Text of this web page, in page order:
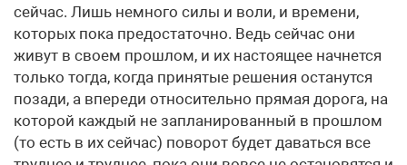
сейчас. Лишь немного силы и воли, и времени,
которых пока предостаточно. Ведь сейчас они
живут в своем прошлом, и их настоящее начнется
только тогда, когда принятые решения останутся
позади, а впереди относительно прямая дорога, на
которой каждый не запланированный в прошлом
(то есть в их сейчас) поворот будет даваться все